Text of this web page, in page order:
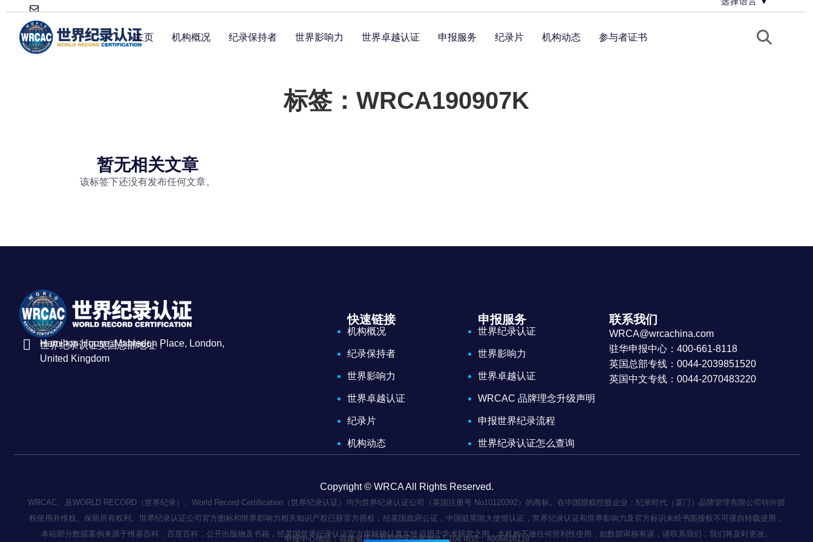
主页 机构概况 纪录保持者 世界影响力 世界卓越认证 申报服务 纪录片 机构动态 参与者证书
▼
标签：WRCA190907K
暂无相关文章
该标签下还没有发布任何文章。
世界纪录认证英国总部地址：
Hamilton House, Mabledon Place, London,
United Kingdom
快速链接
机构概况
纪录保持者
世界影响力
世界卓越认证
纪录片
机构动态
申报服务
世界纪录认证
世界影响力
世界卓越认证
WRCAC 品牌理念升级声明
申报世界纪录流程
世界纪录认证怎么查询
联系我们
WRCA@wrcachina.com
驻华申报中心：400-661-8118
英国总部专线：0044-2039851520
英国中文专线：0044-2070483220
Copyright © WRCA All Rights Reserved.
WRCAC、及WORLD RECORD（世界纪录）、World Record Certification（世界纪录认证）均为世界纪录认证公司（英国注册号 No10120392）的商标。在中国授权控股企业：纪录时代（厦门）品牌管理有限公司特许授
权使用并维权。保留所有权利。世界纪录认证公司官方图标和世界影响力相关知识产权已获官方授权，经英国政府公证，中国驻英国大使馆认证，世界纪录认证和世界影响力及官方标识未经书面授权不可擅自转载使用，
本站部分数据案例来源于维基百科，百度百科，公开出版物及书籍，经英国世界纪录认证官方审核确认真实性后用于学术研究之用，本机构不做任何营利性使用，如数据审核有误，请联系我们，我们将及时更改。
申报中心地址：福建省厦门市思明区会展南路1-104 电话：4006618118